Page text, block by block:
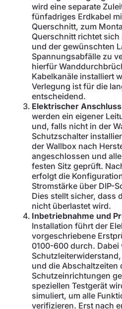
wird eine separate
fünfadriges Erdkabel
Querschnitt, zum
Querschnitt richtet
und der gewünschten
Spannungsabfälle zu
hierfür
Kabelkanäle installiert
Verlegung ist für die
entscheidend.
Elektrischer
werden ein eigener
und, falls nicht in der
Schutzschalter
der Wallbox nach
angeschlossen und
festen Sitz geprüft.
erfolgt die
Stromstärke über DIP-
Dies stellt sicher, dass
nicht überlastet wird.
Inbetriebnahme und
Installation führt der
vorgeschriebene
0100-600 durch. Dabei
und die Abschaltzeiten
Schutzeinrichtungen
speziellen Testgerät
simuliert, um alle
verifizieren. Erst nach